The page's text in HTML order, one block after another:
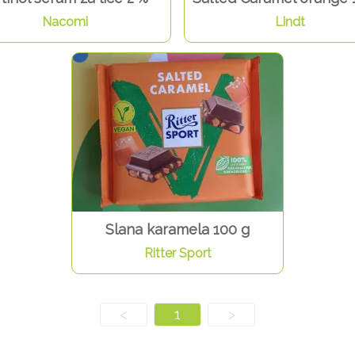
Nacomi Lindt
Slana karamela 100 g
Ritter Sport
< 1 >